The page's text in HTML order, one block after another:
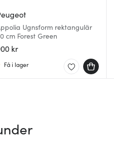
Ugnsform rektangulär
cm Forest Green
kr
Få i lager